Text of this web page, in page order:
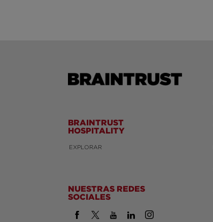
BRAINTRUST
HOSPITALITY
EXPLORAR
NUESTRAS REDES
SOCIALES